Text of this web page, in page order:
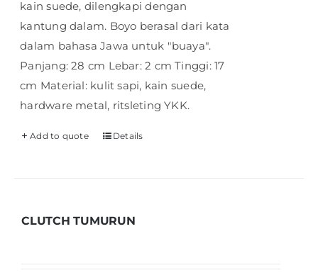
kain suede, dilengkapi dengan
kantung dalam. Boyo berasal dari kata
dalam bahasa Jawa untuk "buaya".
Panjang: 28 cm Lebar: 2 cm Tinggi: 17
cm Material: kulit sapi, kain suede,
hardware metal, ritsleting YKK.
Add to quote Details
CLUTCH TUMURUN